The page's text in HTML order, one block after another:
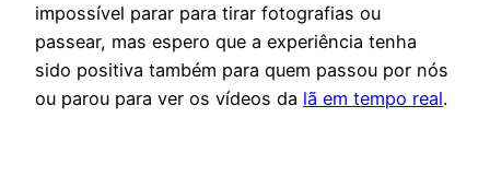
impossível parar para tirar fotografias ou
passear, mas espero que a experiência tenha
sido positiva também para quem passou por nós
ou parou para ver os vídeos da lã em tempo real.